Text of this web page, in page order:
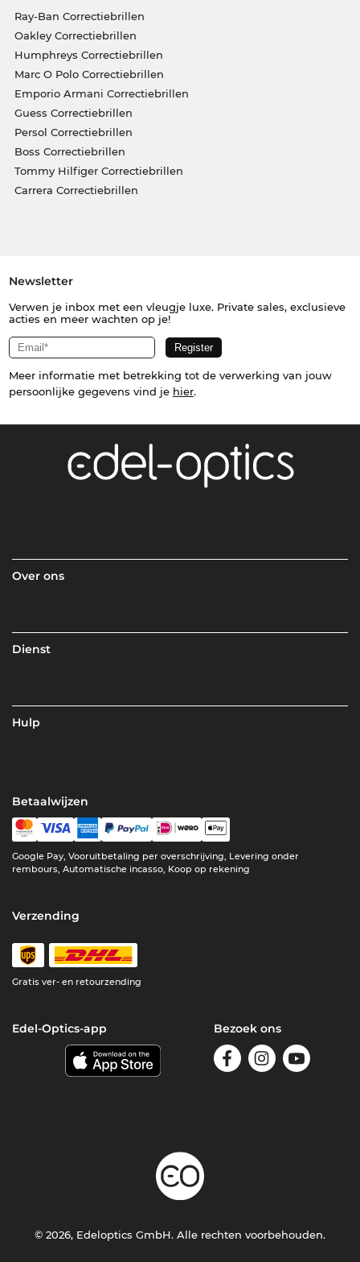
Ray-Ban Correctiebrillen
Oakley Correctiebrillen
Humphreys Correctiebrillen
Marc O Polo Correctiebrillen
Emporio Armani Correctiebrillen
Guess Correctiebrillen
Persol Correctiebrillen
Boss Correctiebrillen
Tommy Hilfiger Correctiebrillen
Carrera Correctiebrillen
Newsletter
Verwen je inbox met een vleugje luxe. Private sales, exclusieve
acties en meer wachten op je!
Meer informatie met betrekking tot de verwerking van jouw
persoonlijke gegevens vind je hier.
Over ons
Dienst
Hulp
Betaalwijzen
Google Pay, Vooruitbetaling per overschrijving, Levering onder
rembours, Automatische incasso, Koop op rekening
Verzending
Gratis ver- en retourzending
Edel-Optics-app Bezoek ons
© 2026, Edeloptics GmbH. Alle rechten voorbehouden.